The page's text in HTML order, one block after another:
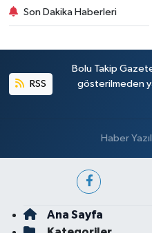
Son Dakika Haberleri
RSS
Bolu Takip
gösterilmeden
Haber
Ana Sayfa